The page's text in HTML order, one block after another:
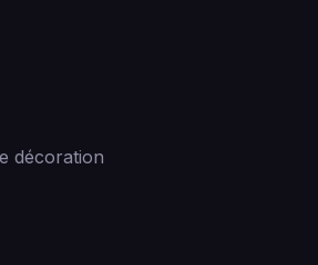
décoration